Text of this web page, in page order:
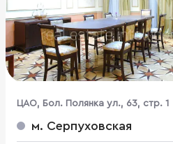
ЦАО, Бол. Полянка ул., 63, стр. 1
м. Серпуховская